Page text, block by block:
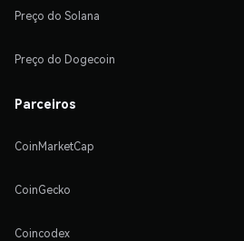
Preço do Solana
Preço do Dogecoin
Parceiros
CoinMarketCap
CoinGecko
Coincodex